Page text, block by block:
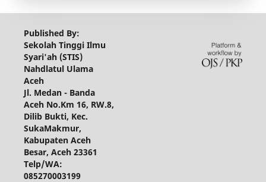
Published By:
Sekolah Tinggi Ilmu
Syari'ah (STIS)
Nahdlatul Ulama
Aceh
Jl. Medan - Banda
Aceh No.Km 16, RW.8,
Dilib Bukti, Kec.
SukaMakmur,
Kabupaten Aceh
Besar, Aceh 23361
Telp/WA:
085270003199